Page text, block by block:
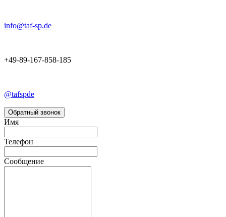
info@taf-sp.de
+49-89-167-858-185
@tafspde
Обратный звонок
Имя
Телефон
Сообщение